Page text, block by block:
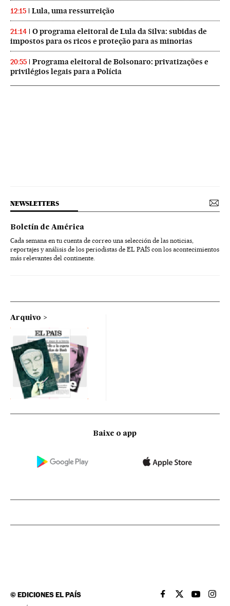
12:15 Lula, uma ressurreição
21:14
O programa eleitoral de Lula da Silva: subidas de
impostos para os ricos e proteção para as minorias
20:55
Programa eleitoral de Bolsonaro: privatizações e
privilégios legais para a Polícia
NEWSLETTERS
Boletín de América
Cada semana en tu cuenta de correo una selección de las noticias,
reportajes y análisis de los periodistas de EL PAÍS con los acontecimientos
más relevantes del continente.
Arquivo
Baixe o app
©EDICIONES EL PAÍS EL PAÍS BRASIL EN
EL PAÍSEL PAÍS
EL